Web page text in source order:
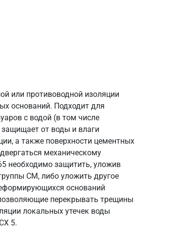
или противоводной изоляции
оснований. Подходит для
с водой (в том числе
защищает от воды и влаги
а также поверхности цементных
механическому
необходимо защитить, уложив
CM, либо уложить другое
оснований
перекрывать трещины
локальных утечек воды
5.